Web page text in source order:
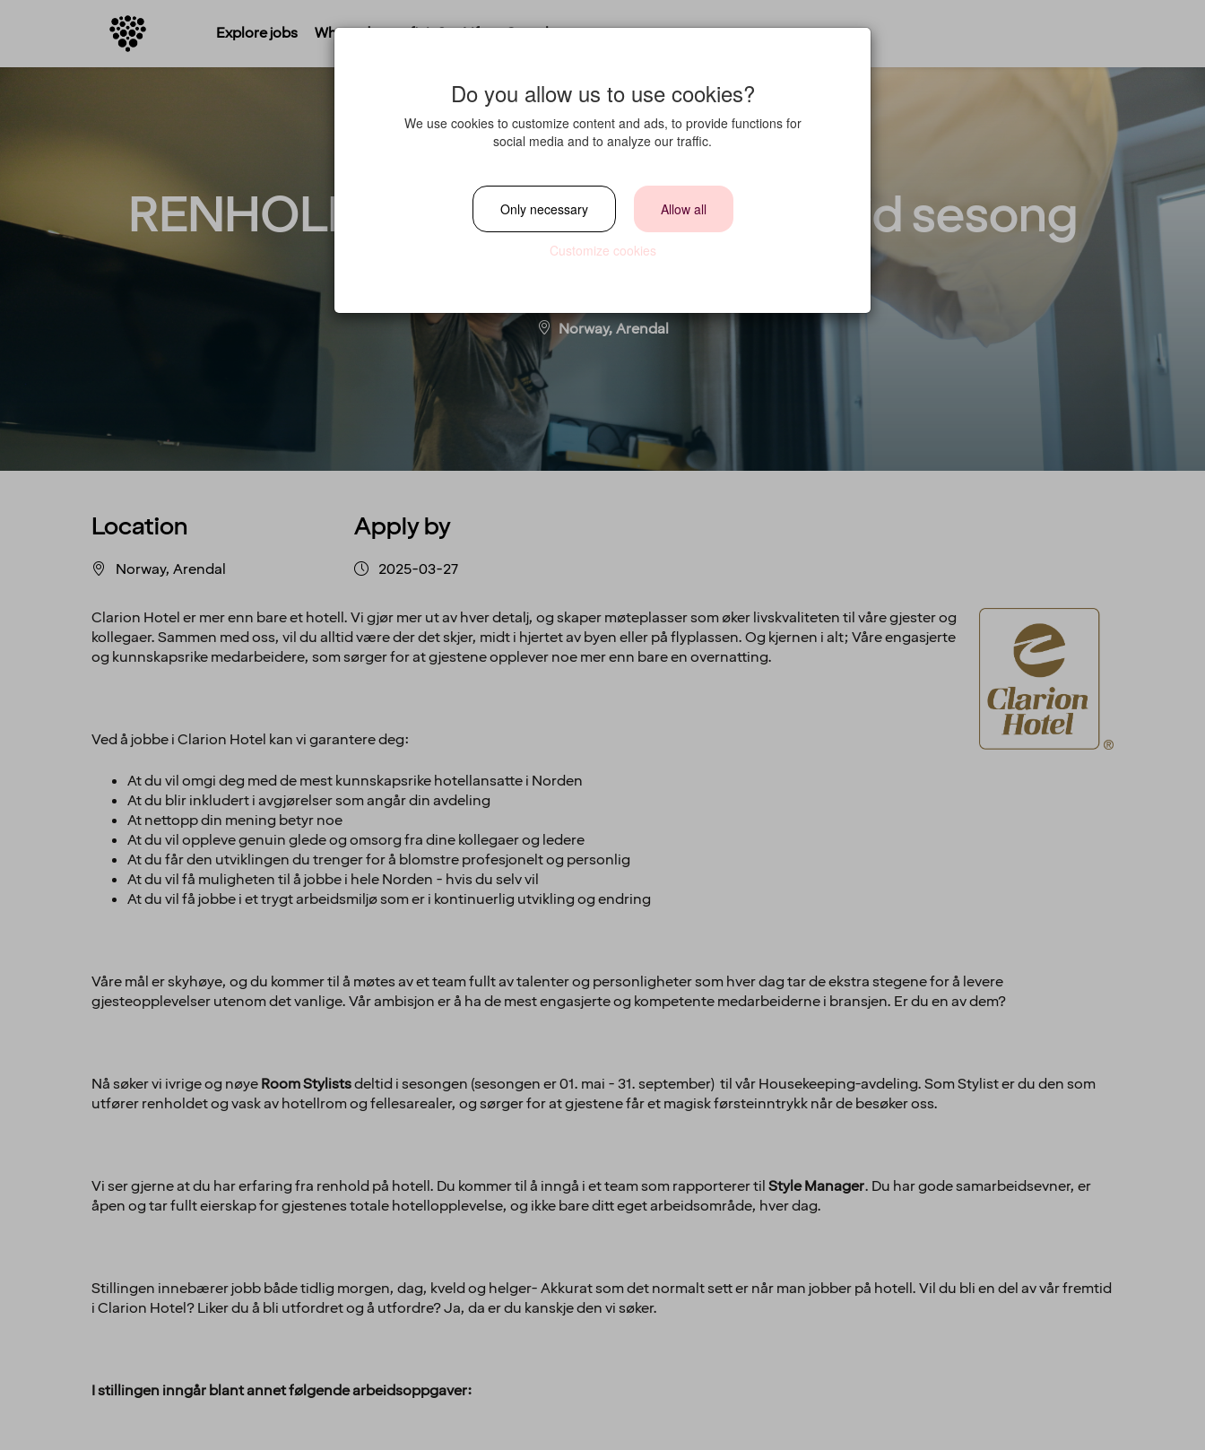
Explore jobs Where do you fit in? Life at Strawberry
RENHOLD/ROOM STYLIST - Deltid sesong
Norway, Arendal
Location
Norway, Arendal
Apply by
2025-03-27
Clarion Hotel er mer enn bare et hotell. Vi gjør mer ut av hver detalj, og skaper møteplasser som øker livskvaliteten til våre gjester og
kollegaer. Sammen med oss, vil du alltid være der det skjer, midt i hjertet av byen eller på flyplassen. Og kjernen i alt; Våre engasjerte
og kunnskapsrike medarbeidere, som sørger for at gjestene opplever noe mer enn bare en overnatting.
Ved å jobbe i Clarion Hotel kan vi garantere deg:
At du vil omgi deg med de mest kunnskapsrike hotellansatte i Norden
At du blir inkludert i avgjørelser som angår din avdeling
At nettopp din mening betyr noe
At du vil oppleve genuin glede og omsorg fra dine kollegaer og ledere
At du får den utviklingen du trenger for å blomstre profesjonelt og personlig
At du vil få muligheten til å jobbe i hele Norden - hvis du selv vil
At du vil få jobbe i et trygt arbeidsmiljø som er i kontinuerlig utvikling og endring
Våre mål er skyhøye, og du kommer til å møtes av et team fullt av talenter og personligheter som hver dag tar de ekstra stegene for å levere
gjesteopplevelser utenom det vanlige. Vår ambisjon er å ha de mest engasjerte og kompetente medarbeiderne i bransjen. Er du en av dem?
Nå søker vi ivrige og nøyeRoom Stylistsdeltid i sesongen (sesongen er 01. mai - 31. september) til vår Housekeeping-avdeling. Som Stylist er du den som
utfører renholdet og vask av hotellrom og fellesarealer, og sørger for at gjestene får et magisk førsteinntrykk når de besøker oss.
Vi ser gjerne at du har erfaring fra renhold på hotell. Du kommer til å inngå i et team som rapporterer tilStyle Manager. Du har gode samarbeidsevner, er
åpen og tar fullt eierskap for gjestenes totale hotellopplevelse, og ikke bare ditt eget arbeidsområde, hver dag.
Stillingen innebærer jobb både tidlig morgen, dag, kveld og helger- Akkurat som det normalt sett er når man jobber på hotell. Vil du bli en del av vår fremtid
i Clarion Hotel? Liker du å bli utfordret og å utfordre? Ja, da er du kanskje den vi søker.
I stillingen inngår blant annet følgende arbeidsoppgaver:
Do you allow us to use cookies?
We use cookies to customize content and ads, to provide functions for
social media and to analyze our traffic.
Only necessary Allow all
Customize cookies